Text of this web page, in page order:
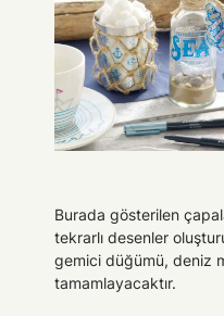
Burada gösterilen
tekrarlı desenler
gemici düğümü, deniz
tamamlayacaktır.